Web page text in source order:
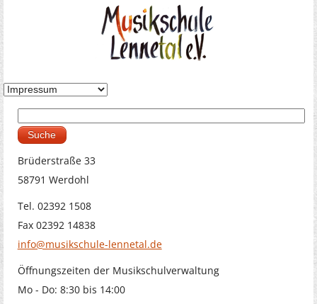
Suchformular
Brüderstraße 33
58791 Werdohl
Tel. 02392 1508
Fax 02392 14838
info@musikschule-lennetal.de
Öffnungszeiten der Musikschulverwaltung
Mo - Do: 8:30 bis 14:00